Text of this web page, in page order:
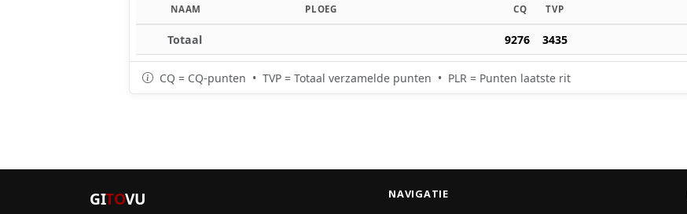
NAAM PLOEG CQ TVP
Totaal 9276 3435
CQ = CQ-punten • TVP = Totaal verzamelde punten • PLR = Punten laatste rit
GITOVU NAVIGATIE